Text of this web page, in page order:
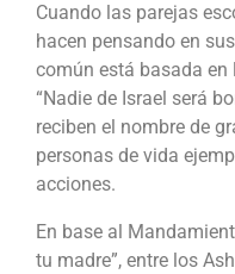
Cuando las parejas
hacen pensando en
común está basada en
“Nadie de Israel será
reciben el nombre de
personas de vida
acciones.
En base al
tu madre”, entre los